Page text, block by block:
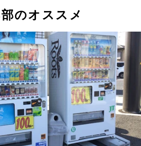
のオススメ